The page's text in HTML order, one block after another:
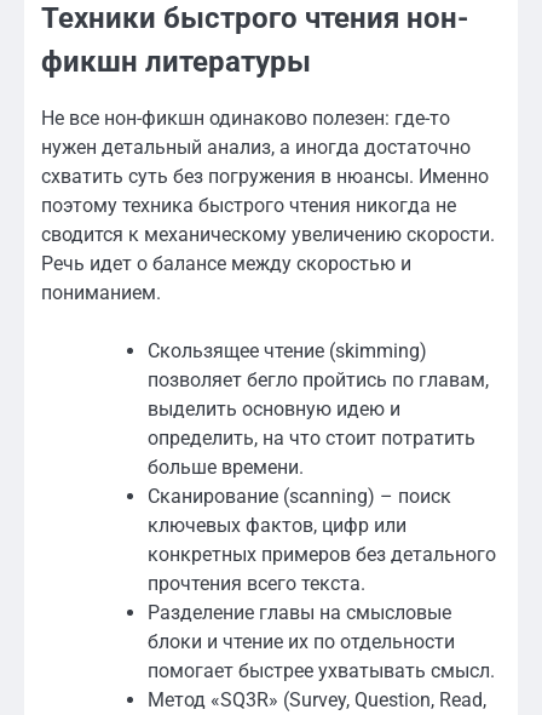
Техники быстрого чтения нон-
фикшн литературы
Не все нон-фикшн одинаково полезен: где-то
нужен детальный анализ, а иногда достаточно
схватить суть без погружения в нюансы. Именно
поэтому техника быстрого чтения никогда не
сводится к механическому увеличению скорости.
Речь идет о балансе между скоростью и
пониманием.
Скользящее чтение (skimming)
позволяет бегло пройтись по главам,
выделить основную идею и
определить, на что стоит потратить
больше времени.
Сканирование (scanning) – поиск
ключевых фактов, цифр или
конкретных примеров без детального
прочтения всего текста.
Разделение главы на смысловые
блоки и чтение их по отдельности
помогает быстрее ухватывать смысл.
Метод «SQ3R» (Survey, Question, Read,